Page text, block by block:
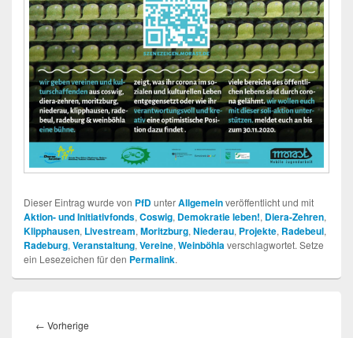
Dieser Eintrag wurde von PfDunterAllgemeinveröffentlicht und mit
Aktion- und Initiativfonds, Coswig, Demokratie leben!, Diera-Zehren,
Klipphausen, Livestream, Moritzburg, Niederau, Projekte, Radebeul,
Radeburg, Veranstaltung, Vereine, Weinböhlaverschlagwortet. Setze
ein Lesezeichen für den Permalink.
← Vorherige